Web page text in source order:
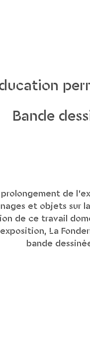
Bande
prolongement de
et objets sur
de ce travail
La
bande